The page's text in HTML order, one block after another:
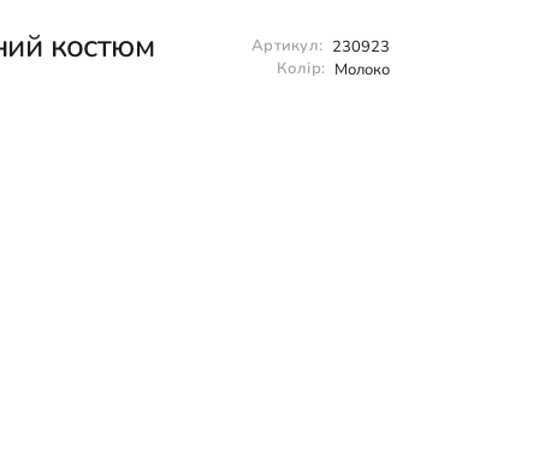
костюм Артикул: 230923
Колір: Молоко